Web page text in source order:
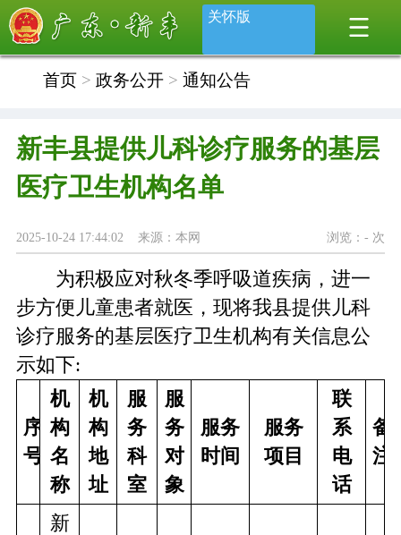
关怀版
首页> 政务公开> 通知公告
新丰县提供儿科诊疗服务的基层
医疗卫生机构名单
浏览：- 次
2025-10-24 17:44:02 来源：本网
为积极应对秋冬季呼吸道疾病，进一
步方便儿童患者就医，现将我县提供儿科
诊疗服务的基层医疗卫生机构有关信息公
示如下:
序
号
机
构
名
称
机
构
地
址
服
务
科
室
服
务
对
象
服务
时间
服务
项目
联
系
电
话
备
注
新